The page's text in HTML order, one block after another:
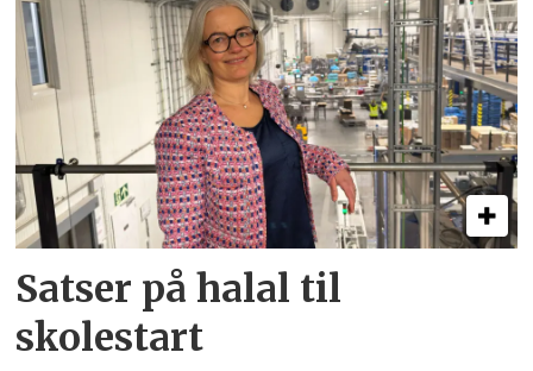
Satser på halal til
skolestart